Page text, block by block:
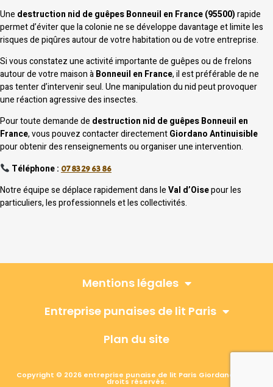
Une destruction nid de guêpes Bonneuil en France (95500)rapide
permet d’éviter que la colonie ne se développe davantage et limite les
risques de piqûres autour de votre habitation ou de votre entreprise.
Si vous constatez une activité importante de guêpes ou de frelons
autour de votre maison àBonneuil en France, il est préférable de ne
pas tenter d’intervenir seul. Une manipulation du nid peut provoquer
une réaction agressive des insectes.
Pour toute demande de destruction nid de guêpes Bonneuil en
France, vous pouvez contacter directementGiordano Antinuisible
pour obtenir des renseignements ou organiser une intervention.
Téléphone : 07 83 29 63 86
Notre équipe se déplace rapidement dans leVal d’Oisepour les
particuliers, les professionnels et les collectivités.
Mentions légales
Entreprise punaises de lit Paris
Plan du site
Copyright © 2026 entreprise punaise de lit Paris Giordano, Tous
droits réservés.